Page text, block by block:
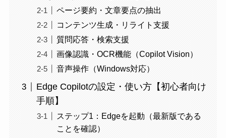
ページ要約・文章要点の抽出
コンテンツ生成・リライト支援
質問応答・検索支援
画像認識・OCR機能（Copilot Vision）
音声操作（Windows対応）
Edge Copilotの設定・使い方【初心者向け
手順】
ステップ1：Edgeを起動（最新版である
ことを確認）